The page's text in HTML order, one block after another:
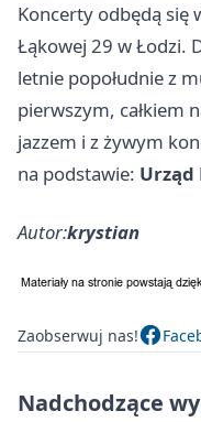
Koncerty odbędą się
Łąkowej 29 w Łodzi.
letnie popołudnie z
pierwszym, całkiem
jazzem i z żywym
na podstawie: Urząd
Autor:krystian
Zaobserwuj nas!
Nadchodzące